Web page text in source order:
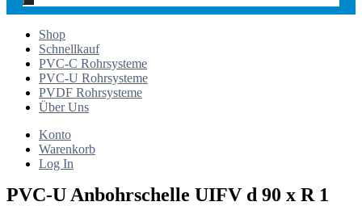
Shop
Schnellkauf
PVC-C Rohrsysteme
PVC-U Rohrsysteme
PVDF Rohrsysteme
Über Uns
Konto
Warenkorb
Log In
PVC-U Anbohrschelle UIFV d 90 x R 1